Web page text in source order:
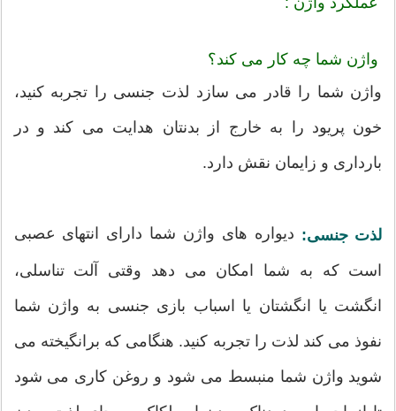
واژن شما چه کار می کند؟
واژن شما را قادر می سازد لذت جنسی را تجربه کنید،
خون پریود را به خارج از بدنتان هدایت می کند و در
بارداری و زایمان نقش دارد.
لذت جنسی: دیواره های واژن شما دارای انتهای عصبی
است که به شما امکان می دهد وقتی آلت تناسلی،
انگشت یا انگشتان یا اسباب بازی جنسی به واژن شما
نفوذ می کند لذت را تجربه کنید. هنگامی که برانگیخته می
شوید واژن شما منبسط می شود و روغن کاری می شود